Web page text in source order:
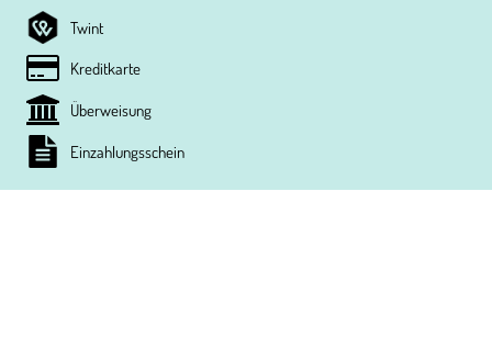
Twint
Kreditkarte
Überweisung
Einzahlungsschein